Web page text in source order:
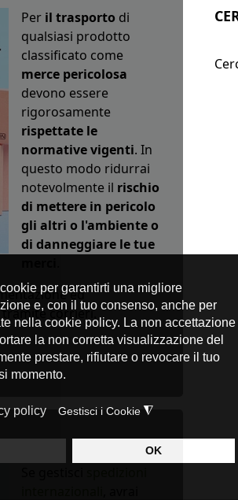
Per il trasporto di
qualsiasi prodotto
classificato come
merce pericolosa
devono essere
rigorosamente
rispettate le
normative vigenti. In
questo modo ridurrai
notevolmente il rischio
di mettere in pericolo
gli altri o l'ambiente o
di danneggiare le tue
ed
corrieri.